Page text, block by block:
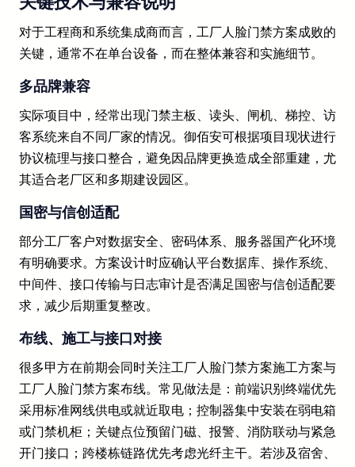
对于工程商和系统集成商而言，工厂人脸门禁方案成败的
关键，通常不在单台设备，而在整体兼容和实施细节。
多品牌兼容
实际项目中，经常出现门禁主板、读头、闸机、梯控、访
客系统来自不同厂家的情况。御佰安可根据项目现状进行
协议梳理与接口整合，避免因品牌更换造成全部重建，尤
其适合老厂区和多期建设园区。
国密与信创适配
部分工厂客户对数据安全、密码体系、服务器国产化环境
有明确要求。方案设计时应确认平台数据库、操作系统、
中间件、接口传输与日志审计是否满足国密与信创适配要
求，减少后期重复整改。
布线、施工与接口对接
很多甲方在前期会同时关注工厂人脸门禁方案施工方案与
工厂人脸门禁方案布线。常见做法是：前端识别终端优先
采用标准网线供电或就近取电；控制器集中安装在弱电箱
或门禁机柜；关键点位预留门磁、报警、消防联动与紧急
开门接口；跨楼栋链路优先考虑光纤主干。若涉及宿舍、